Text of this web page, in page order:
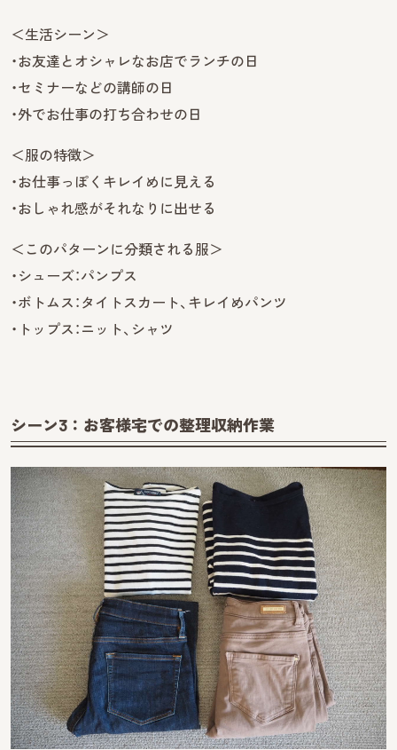
＜生活シーン＞
・お友達とオシャレなお店でランチの日
・セミナーなどの講師の日
・外でお仕事の打ち合わせの日
＜服の特徴＞
・お仕事っぽくキレイめに見える
・おしゃれ感がそれなりに出せる
＜このパターンに分類される服＞
・シューズ：パンプス
・ボトムス：タイトスカート、キレイめパンツ
・トップス：ニット、シャツ
シーン3：お客様宅での整理収納作業